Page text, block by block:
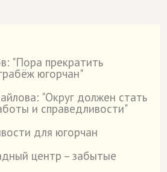
"Пора прекратить
югорчан"
"Округ должен стать
и справедливости"
для югорчан
центр – забытые